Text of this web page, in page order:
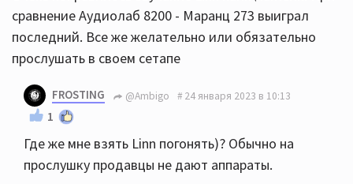
сравнение Аудиолаб 8200 - Маранц 273 выиграл
последний. Все же желательно или обязательно
прослушать в своем сетапе
FROSTING @Ambigo 24 января 2023 в 10:13
1
Где же мне взять Linn погонять)? Обычно на
прослушку продавцы не дают аппараты.